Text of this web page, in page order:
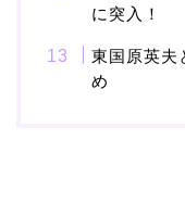
に突入！
東国原英夫
め